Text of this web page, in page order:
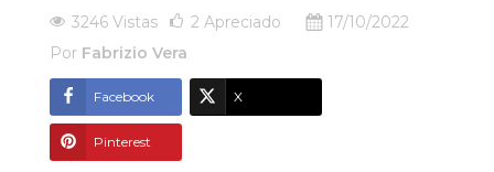
3246 Vistas 2 Apreciado
17/10/2022
Por Fabrizio Vera
Facebook X
Pinterest